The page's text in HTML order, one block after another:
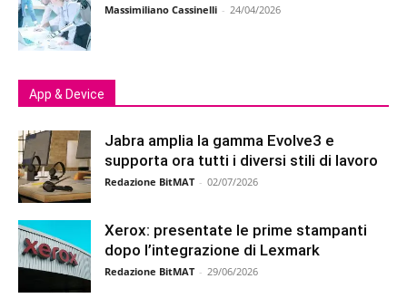
Massimiliano Cassinelli - 24/04/2026
App & Device
Jabra amplia la gamma Evolve3 e
supporta ora tutti i diversi stili di lavoro
Redazione BitMAT - 02/07/2026
Xerox: presentate le prime stampanti
dopo l’integrazione di Lexmark
Redazione BitMAT - 29/06/2026